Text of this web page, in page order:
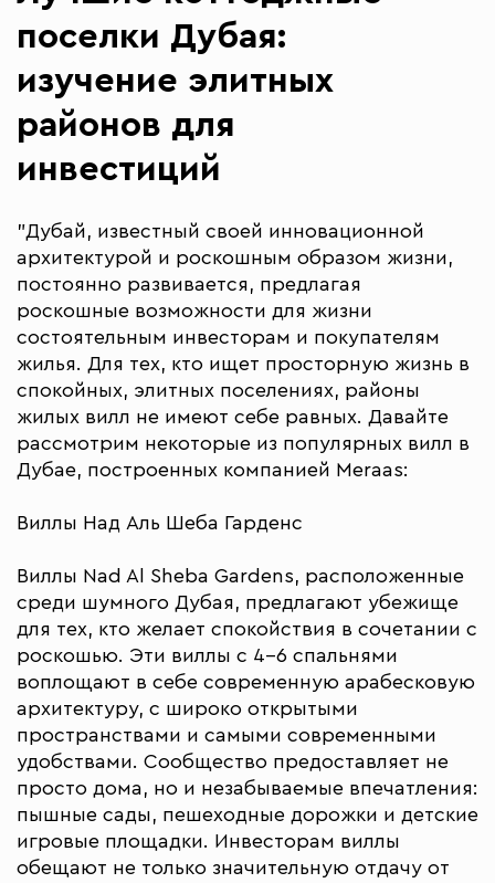
поселки Дубая:
изучение элитных
районов для
инвестиций
"Дубай, известный своей инновационной
архитектурой и роскошным образом жизни,
постоянно развивается, предлагая
роскошные возможности для жизни
состоятельным инвесторам и покупателям
жилья. Для тех, кто ищет просторную жизнь в
спокойных, элитных поселениях, районы
жилых вилл не имеют себе равных. Давайте
рассмотрим некоторые из популярных вилл в
Дубае, построенных компанией Meraas:
Виллы Над Аль Шеба Гарденс
Виллы Nad Al Sheba Gardens, расположенные
среди шумного Дубая, предлагают убежище
для тех, кто желает спокойствия в сочетании с
роскошью. Эти виллы с 4–6 спальнями
воплощают в себе современную арабесковую
архитектуру, с широко открытыми
пространствами и самыми современными
удобствами. Сообщество предоставляет не
просто дома, но и незабываемые впечатления:
пышные сады, пешеходные дорожки и детские
игровые площадки. Инвесторам виллы
обещают не только значительную отдачу от